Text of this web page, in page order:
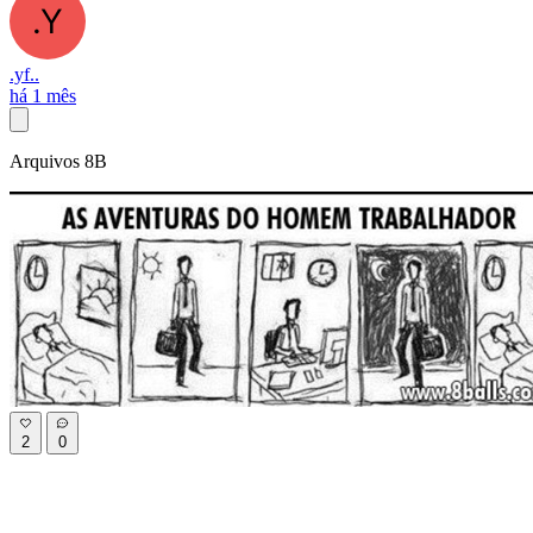
.yf..
há 1 mês
Arquivos 8B
2 0